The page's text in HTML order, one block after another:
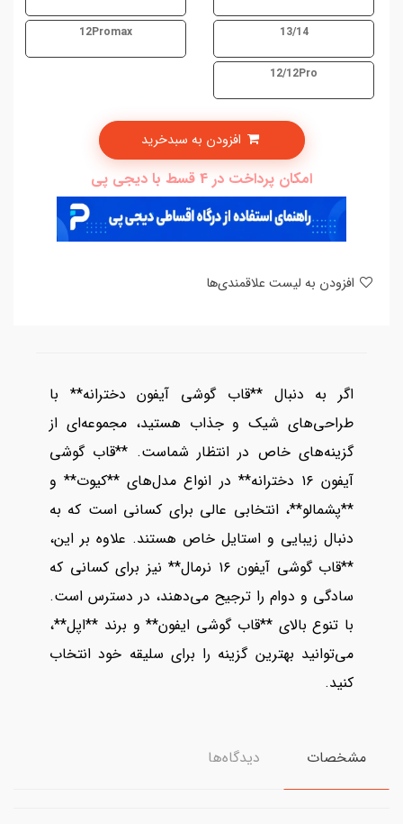
13/14
12Promax
12/12Pro
امکان پرداخت در 4 قسط با دیجی پی
اگر به دنبال **قاب گوشی آیفون دخترانه** با
طراحی‌های شیک و جذاب هستید، مجموعه‌ای از
گزینه‌های خاص در انتظار شماست. **قاب گوشی
آیفون ۱۶ دخترانه** در انواع مدل‌های **کیوت** و
**پشمالو**، انتخابی عالی برای کسانی است که به
دنبال زیبایی و استایل خاص هستند. علاوه بر این،
**قاب گوشی آیفون ۱۶ نرمال** نیز برای کسانی که
سادگی و دوام را ترجیح می‌دهند، در دسترس است.
با تنوع بالای **قاب گوشی ایفون** و برند **اپل**،
می‌توانید بهترین گزینه را برای سلیقه خود انتخاب
کنید.
مشخصات دیدگاه‌ها